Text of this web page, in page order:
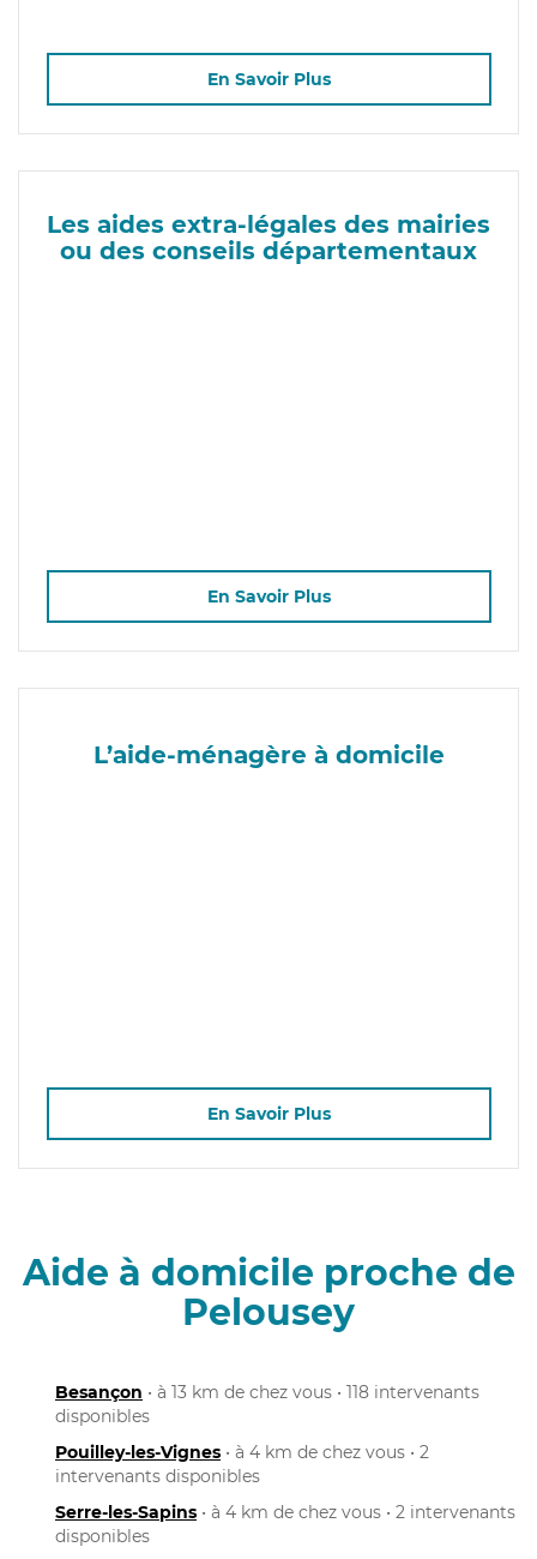
En Savoir Plus
Les aides extra-légales des mairies
ou des conseils départementaux
En Savoir Plus
L’aide-ménagère à domicile
En Savoir Plus
Aide à domicile proche de
Pelousey
Besançon • à 13 km de chez vous • 118 intervenants
disponibles
Pouilley-les-Vignes • à 4 km de chez vous • 2
intervenants disponibles
Serre-les-Sapins • à 4 km de chez vous • 2 intervenants
disponibles